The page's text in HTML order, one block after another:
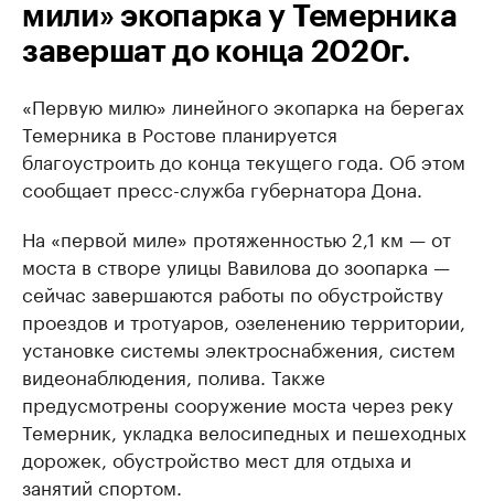
мили» экопарка у Темерника
завершат до конца 2020г.
«Первую милю» линейного экопарка на берегах
Темерника в Ростове планируется
благоустроить до конца текущего года. Об этом
сообщает пресс-служба губернатора Дона.
На «первой миле» протяженностью 2,1 км — от
моста в створе улицы Вавилова до зоопарка —
сейчас завершаются работы по обустройству
проездов и тротуаров, озеленению территории,
установке системы электроснабжения, систем
видеонаблюдения, полива. Также
предусмотрены сооружение моста через реку
Темерник, укладка велосипедных и пешеходных
дорожек, обустройство мест для отдыха и
занятий спортом.